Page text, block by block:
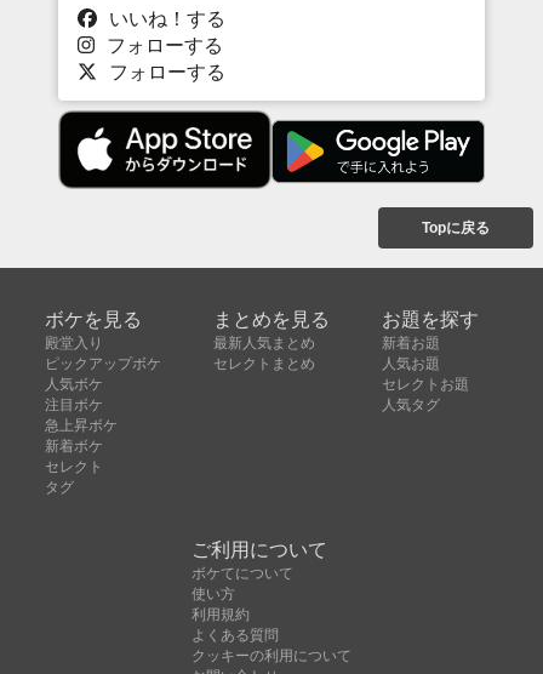
いいね！する
フォローする
フォローする
Topに戻る
ボケを見る
殿堂入り
ピックアップボケ
人気ボケ
注目ボケ
急上昇ボケ
新着ボケ
セレクト
タグ
まとめを見る
最新人気まとめ
セレクトまとめ
お題を探す
新着お題
人気お題
セレクトお題
人気タグ
ご利用について
ボケてについて
使い方
利用規約
よくある質問
クッキーの利用について